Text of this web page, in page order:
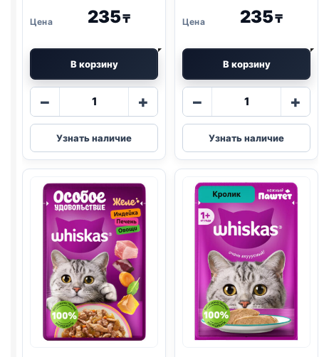
235₸
В корзину
−
Количество
Whiskas
(ТЕЛЯТИНА,
ЯГНЕНОК,
75г
+
Узнать наличие
235₸
В корзину
−
Количество
Whiskas
(КУРИЦА,
ИНДЕЙКА)
75г
+
Узнать наличие